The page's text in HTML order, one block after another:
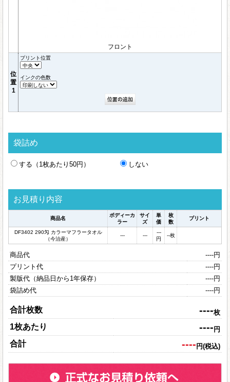
フロント
位
置
1
プリント位置
インクの色数
袋詰め
する（1枚あたり50円） しない
お見積り内容
商品名
ボディーカ
ラー
サイ
ズ
単
価
枚
数
プリント
DF3402 290匁 カラーマフラータオル
（今治産）
--- ---
---
円
--枚
商品代 ----円
プリント代
----円
製版代（納品日から1年保存）
----円
袋詰め代
----円
合計枚数 ----枚
1枚あたり ---- 円
合計 ---- 円(税込)